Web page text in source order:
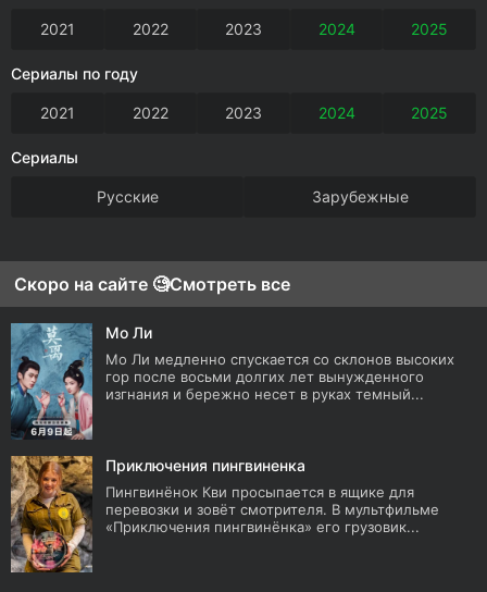
2021 2022 2023 2024 2025
Сериалы по году
2021 2022 2023 2024 2025
Сериалы
Русские Зарубежные
Скоро на сайте 🧐Смотреть все
Мо Ли
Мо Ли медленно спускается со склонов высоких
гор после восьми долгих лет вынужденного
изгнания и бережно несет в руках темный...
Приключения пингвиненка
Пингвинёнок Кви просыпается в ящике для
перевозки и зовёт смотрителя. В мультфильме
«Приключения пингвинёнка» его грузовик...